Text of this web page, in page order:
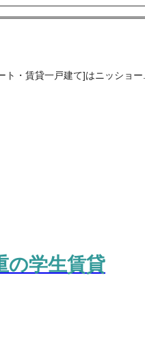
ト・賃貸一戸建て]はニッショー
の学生賃貸